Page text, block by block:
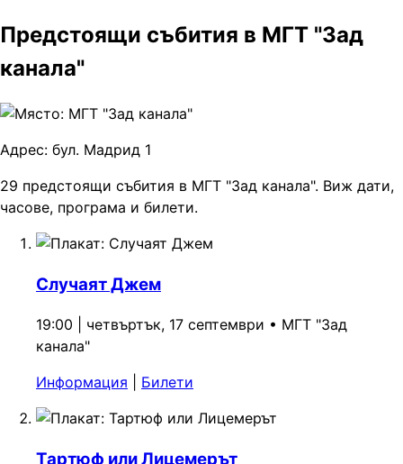
Предстоящи събития в МГТ "Зад
канала"
Адрес: бул. Мадрид 1
29 предстоящи събития в МГТ "Зад канала". Виж дати,
часове, програма и билети.
Случаят Джем
19:00 | четвъртък, 17 септември • МГТ "Зад
канала"
Информация
Билети
Тартюф или Лицемерът